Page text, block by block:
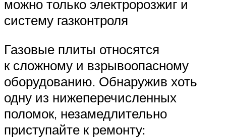
можно только электророзжиг и
систему газконтроля
Газовые плиты относятся
к сложному и взрывоопасному
оборудованию. Обнаружив хоть
одну из нижеперечисленных
поломок, незамедлительно
приступайте к ремонту: